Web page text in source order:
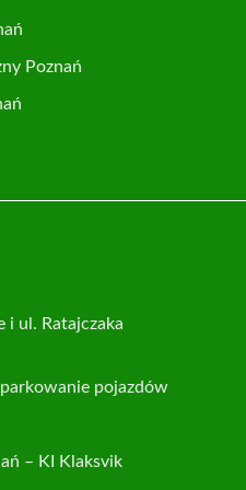
Poznań
i ul. Ratajczaka
pojazdów
– KI Klaksvik